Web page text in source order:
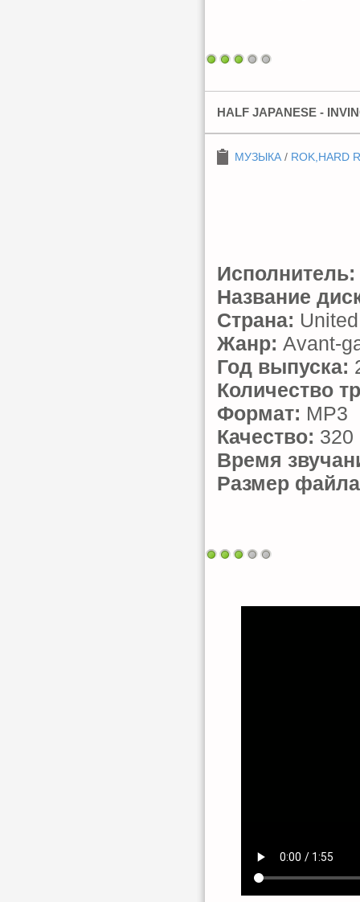
HALF JAPANESE -
МУЗЫКА / ROK,HARD
Исполнитель:
Название
Страна:
Жанр: Avant-
Год выпуска:
Количество
Формат: MP3
Качество: 320
Время
Размер